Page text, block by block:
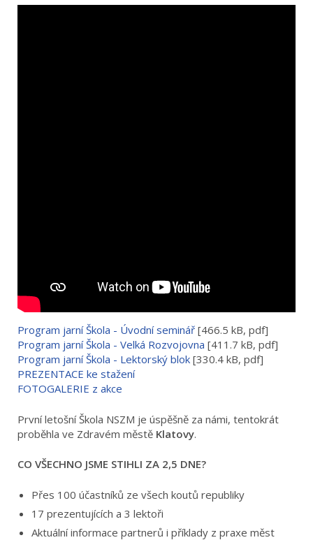
Program jarní Škola - Úvodní seminář [466.5 kB, pdf]
Program jarní Škola - Velká Rozvojovna [411.7 kB, pdf]
Program jarní Škola - Lektorský blok [330.4 kB, pdf]
PREZENTACE ke stažení
FOTOGALERIE z akce
První letošní Škola NSZM je úspěšně za námi, tentokrát
proběhla ve Zdravém městě Klatovy.
CO VŠECHNO JSME STIHLI ZA 2,5 DNE?
Přes 100 účastníků ze všech koutů republiky
17 prezentujících a 3 lektoři
Aktuální informace partnerů i příklady z praxe měst